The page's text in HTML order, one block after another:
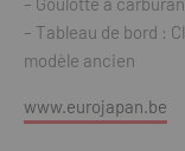
– Tableau de bord :
modèle ancien
www.eurojapan.be